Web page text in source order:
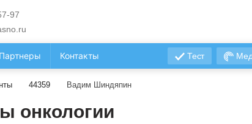
97
Партнеры Контакты Тест
44359 Вадим Шиндяпин
онкологии